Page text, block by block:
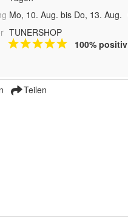
Mo, 10. Aug. bis Do, 13. Aug.
TUNERSHOP
100% positiv
Teilen